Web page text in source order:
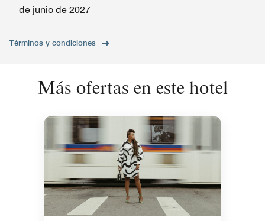
de junio de 2027
Términos y condiciones
Más ofertas en este hotel